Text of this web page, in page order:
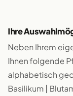
Ihre
Neben Ihrem
Ihnen folgende
alphabetisch
Basilikum |